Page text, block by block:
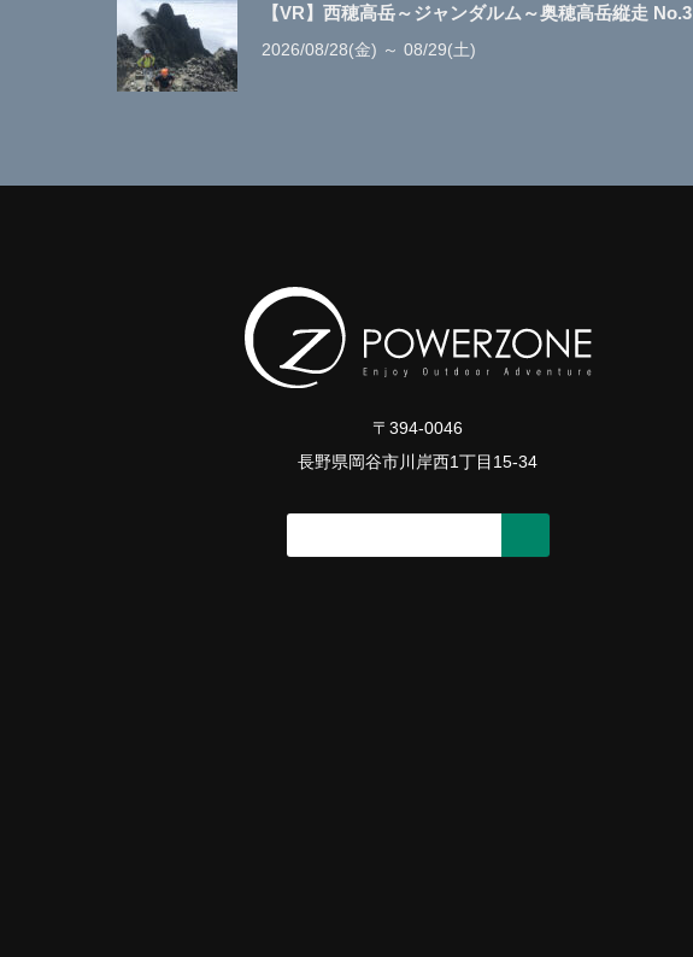
【VR】西穂高岳～ジャンダルム～奥穂高岳縦走 No.3
2026/08/28(金) ～ 08/29(土)
〒394-0046
長野県岡谷市川岸西1丁目15-34